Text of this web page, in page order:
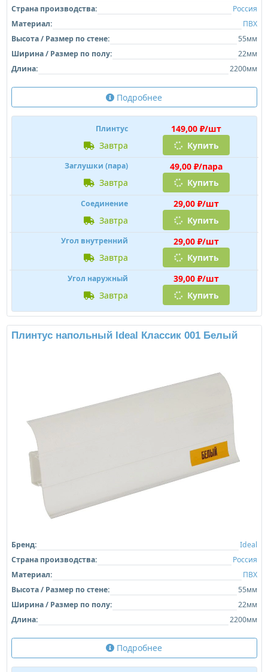
Страна производства:
Высота / Размер по стене:
55мм
2200мм
Подробнее
Купить
Заглушки (пара)
Купить
29,00 ₽/шт
Угол наружный
Плинтус напольный Ideal Классик 001 Белый